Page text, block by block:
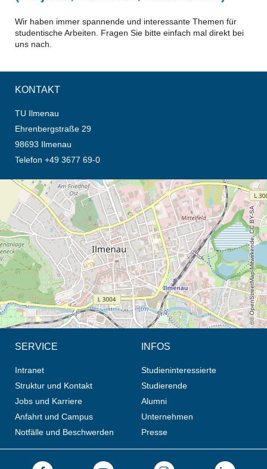
Wir haben immer spannende und interessante Themen für
studentische Arbeiten. Fragen Sie bitte einfach mal direkt bei
uns nach.
KONTAKT
TU Ilmenau
Ehrenbergstraße 29
98693 Ilmenau
Telefon +49 3677 69-0
Öffnet die Anfahrtsbeschreibung in neuem Tab (Karte)
© OpenStreetMap-Mitwirkende, CC BY-SA
SERVICE
Intranet
Struktur und Kontakt
Jobs und Karriere
Anfahrt und Campus
Notfälle und Beschwerden
INFOS
Studieninteressierte
Studierende
Alumni
Unternehmen
Presse